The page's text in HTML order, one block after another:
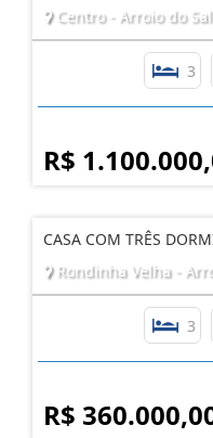
Centro - Arroio do Sal
3
R$
CASA COM TRÊS
Rondinha Velha -
3
R$